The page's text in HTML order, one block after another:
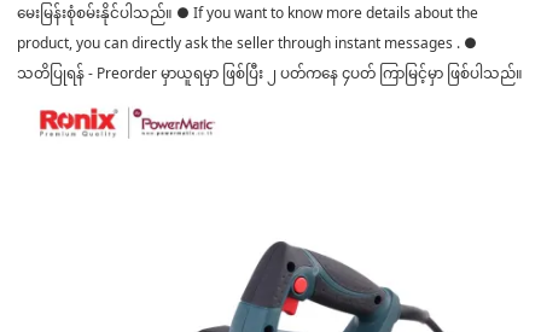
မေးမြန်းစုံစမ်းနိုင်ပါသည်။ ● If you want to know more details about the
product, you can directly ask the seller through instant messages . ●
သတိပြုရန် - Preorder မှာယူရမှာ ဖြစ်ပြီး ၂ ပတ်ကနေ ၄ပတ် ကြာမြင့်မှာ ဖြစ်ပါသည်။